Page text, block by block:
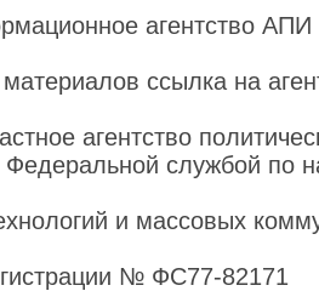
агентство
ссылка на
агентство
Федеральной службой по
и массовых
№ ФС77-82171